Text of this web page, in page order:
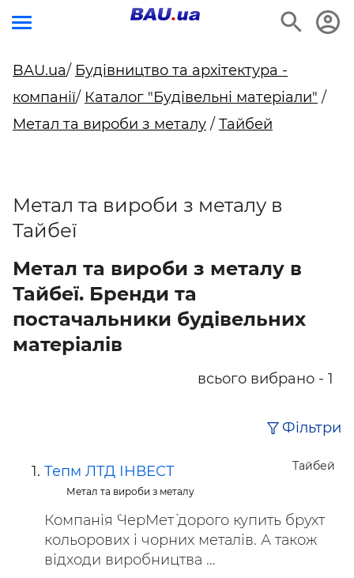
BAU.ua/ Будівництво та архітектура -
компанії/ Каталог "Будівельні матеріали" /
Метал та вироби з металу / Тайбей
Метал та вироби з металу в
Тайбеї
Метал та вироби з металу в
Тайбеї. Бренди та
постачальники будівельних
матеріалів
всього вибрано - 1
Фільтри
Тайбей
Тепм ЛТД ІНВЕСТ
Метал та вироби з металу
Компанія `ЧерМет` дорого купить брухт
кольорових і чорних металів. А також
відходи виробництва ...